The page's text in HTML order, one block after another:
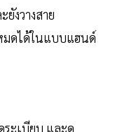
งวางสาย
มดได้ในแบบแฮนด์
ะเบียบ และดู